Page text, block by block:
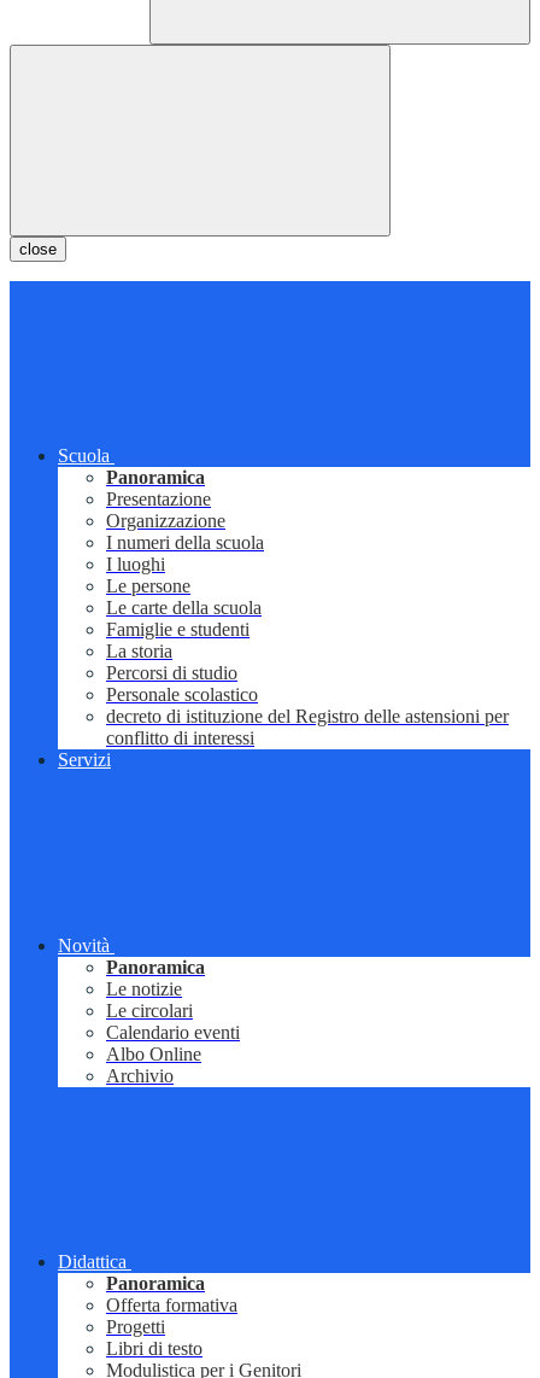
close
Scuola
Panoramica
Presentazione
Organizzazione
I numeri della scuola
I luoghi
Le persone
Le carte della scuola
Famiglie e studenti
La storia
Percorsi di studio
Personale scolastico
decreto di istituzione del Registro delle astensioni per
conflitto di interessi
Servizi
Novità
Panoramica
Le notizie
Le circolari
Calendario eventi
Albo Online
Archivio
Didattica
Panoramica
Offerta formativa
Progetti
Libri di testo
Modulistica per i Genitori